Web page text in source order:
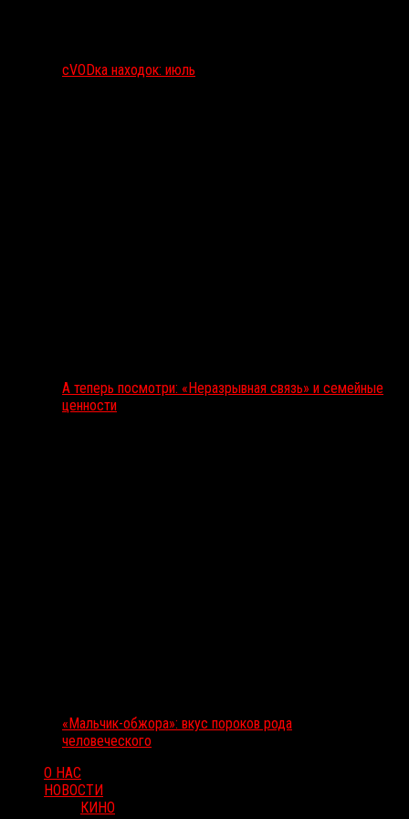
сVODка находок: июль
А теперь посмотри: «Неразрывная связь» и семейные
ценности
«Мальчик-обжора»: вкус пороков рода
человеческого
О НАС
НОВОСТИ
КИНО